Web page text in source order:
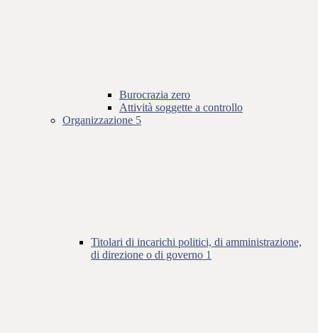
Burocrazia zero
Attività soggette a controllo
Organizzazione 5
Titolari di incarichi politici, di amministrazione,
di direzione o di governo 1